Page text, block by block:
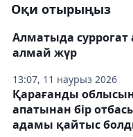
Оқи отырыңыз
13:07, 11 наурыз 2026
Алматыда
алмай жүр
Қарағанды
апатынан бір
адамы қайтыс